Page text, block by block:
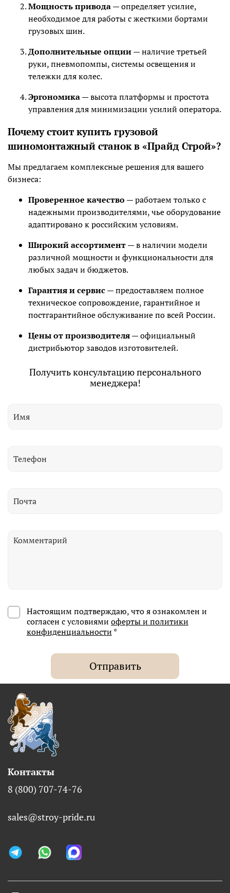
Мощность привода— определяет усилие,
необходимое для работы с жесткими бортами
грузовых шин.
Дополнительные опции— наличие третьей
руки, пневмопомпы, системы освещения и
тележки для колес.
Эргономика— высота платформы и простота
управления для минимизации усилий оператора.
Почему стоит купить грузовой
шиномонтажный станок в «Прайд Строй»?
Мы предлагаем комплексные решения для вашего
бизнеса:
Проверенное качество — работаем только с
надежными производителями, чье оборудование
адаптировано к российским условиям.
Широкий ассортимент— в наличии модели
различной мощности и функциональности для
любых задач и бюджетов.
Гарантия и сервис— предоставляем полное
техническое сопровождение, гарантийное и
постгарантийное обслуживание по всей России.
Цены от производителя— официальный
дистрибьютор заводов изготовителей.
Получить консультацию персонального
менеджера!
Настоящим подтверждаю, что я ознакомлен и
согласен с условиями оферты и политики
конфиденциальности *
Отправить
Контакты
8 (800) 707-74-76
sales@stroy-pride.ru